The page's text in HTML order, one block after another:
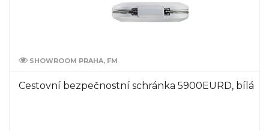
SHOWROOM PRAHA, FM
Cestovní bezpečnostní schránka 5900EURD, bílá